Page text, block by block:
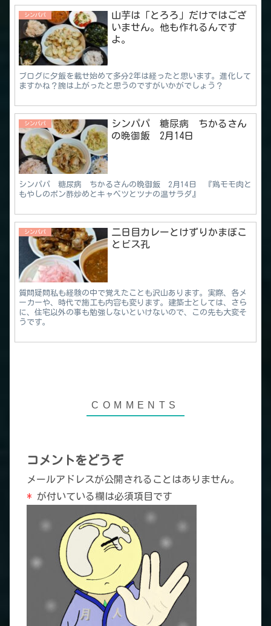
シンパパ
山芋は「とろろ」だけではござ
いません。他も作れるんです
よ。
ブログに夕飯を載せ始めて多分2年は経ったと思います。進化して
ますかね？腕は上がったと思うのですがいかがでしょう？
シンパパ
シンパパ 糖尿病 ちかるさん
の晩御飯 2月14日
シンパパ 糖尿病 ちかるさんの晩御飯 2月14日 『鶏モモ肉と
もやしのポン酢炒めとキャベツとツナの温サラダ』
シンパパ
二日目カレーとけずりかまぼこ
とビス孔
質問疑問私も経験の中で覚えたことも沢山あります。実際、各メ
ーカーや、時代で施工も内容も変ります。建築士としては、さら
に、住宅以外の事も勉強しないといけないので、この先も大変そ
うです。
コメントをどうぞ
メールアドレスが公開されることはありません。
* が付いている欄は必須項目です